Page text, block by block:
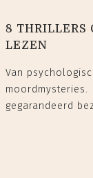
8 THRILLERS
LEZEN
Van
gegarandeerd